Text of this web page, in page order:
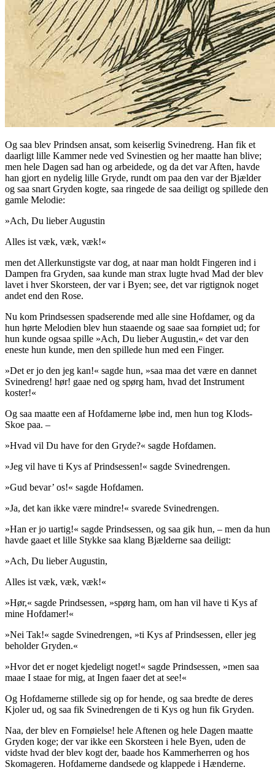
Og saa blev Prindsen ansat, som keiserlig Svinedreng. Han fik et
daarligt lille Kammer nede ved Svinestien og her maatte han blive;
men hele Dagen sad han og arbeidede, og da det var Aften, havde
han gjort en nydelig lille Gryde, rundt om paa den var der Bjælder
og saa snart Gryden kogte, saa ringede de saa deiligt og spillede den
gamle Melodie:
»Ach, Du lieberAugustin
Alles ist væk, væk, væk!«
men detAllerkunstigste var dog, at naar man holdt Fingeren ind i
Dampen fra Gryden, saa kunde man strax lugte hvad Mad der blev
lavet i hver Skorsteen, der var i Byen; see, det var rigtignok noget
andet end den Rose.
Nu kom Prindsessen spadserende med alle sine Hofdamer, og da
hun hørte Melodien blev hun staaende og saae saa fornøiet ud; for
hun kunde ogsaa spille »Ach, Du lieber Augustin,« det var den
eneste hun kunde, men den spillede hun med een Finger.
»Det er jo den jeg kan!« sagde hun, »saa maa det være en dannet
Svinedreng! hør! gaae ned og spørg ham, hvad det Instrument
koster!«
Og saa maatte een af Hofdamerne løbe ind, men hun tog Klods-
Skoe paa. –
»Hvad vil Du have for den Gryde?« sagde Hofdamen.
»Jeg vil have ti Kys af Prindsessen!« sagde Svinedrengen.
»Gud bevar’ os!« sagde Hofdamen.
»Ja, det kan ikke være mindre!« svarede Svinedrengen.
»Han er jo uartig!« sagde Prindsessen, og saa gik hun, – men da hun
havde gaaet et lille Stykke saa klang Bjælderne saa deiligt:
»Ach, Du lieber Augustin,
Alles ist væk, væk, væk!«
»Hør,« sagde Prindsessen, »spørg ham, om han vil have ti Kys af
mine Hofdamer!«
»Nei Tak!« sagde Svinedrengen, »ti Kys af Prindsessen, eller jeg
beholder Gryden.«
»Hvor det er noget kjedeligt noget!« sagde Prindsessen, »men saa
maae I staae for mig, at Ingen faaer det at see!«
Og Hofdamerne stillede sig op for hende, og saa bredte de deres
Kjoler ud, og saa fik Svinedrengen de ti Kys og hun fik Gryden.
Naa, der blev en Fornøielse! hele Aftenen og hele Dagen maatte
Gryden koge; der var ikke een Skorsteen i hele Byen, uden de
vidste hvad der blev kogt der, baade hos Kammerherren og hos
Skomageren. Hofdamerne dandsede og klappede i Hænderne.